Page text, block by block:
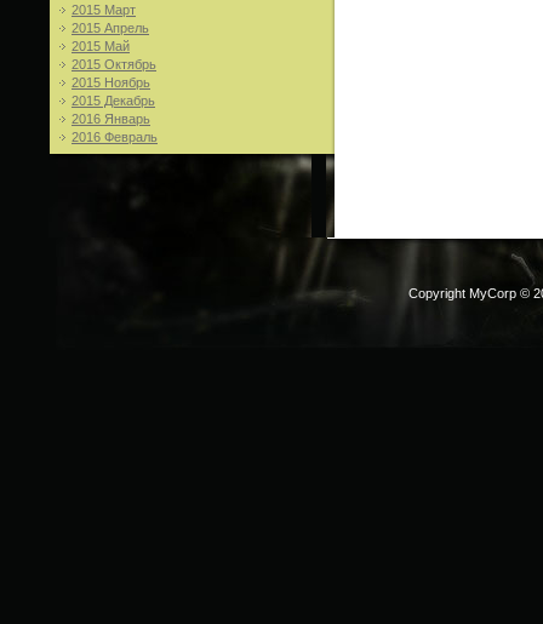
2015 Март
2015 Апрель
2015 Май
2015 Октябрь
2015 Ноябрь
2015 Декабрь
2016 Январь
2016 Февраль
Copyright MyCorp ©